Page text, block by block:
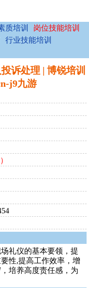
质培训
岗位技能培训
行业技能培训
诉处理 | 博锐培训
j9九游
礼仪的基本要领，提
性,提高工作效率，增
培养高度责任感，为